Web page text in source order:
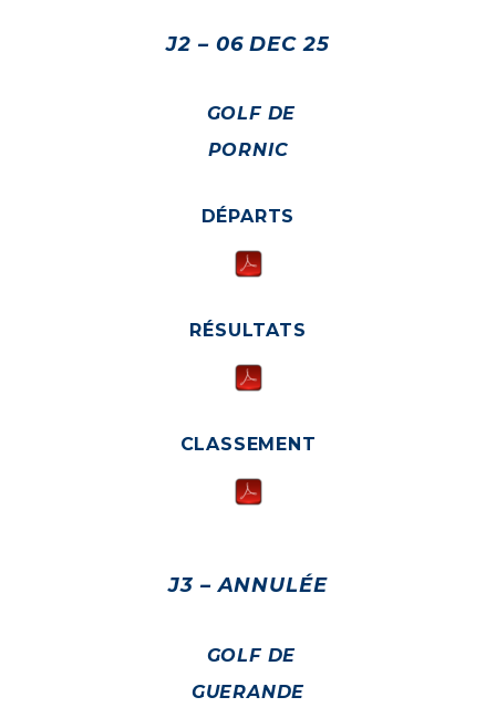
J2 – 06 DEC 25
GOLF DE
PORNIC
DÉPARTS
RÉSULTATS
CLASSEMENT
J3 – ANNULÉE
GOLF DE
GUERANDE